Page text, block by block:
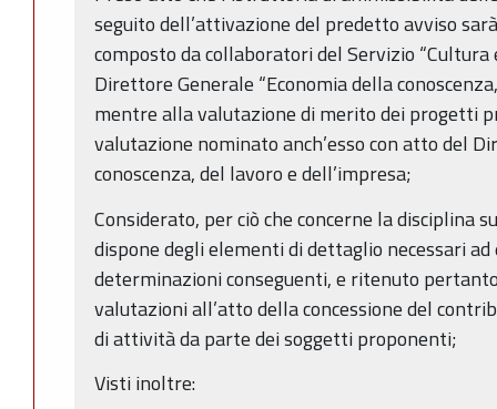
seguito dell’attivazione del predetto avviso
composto da collaboratori del Servizio
Direttore Generale “Economia della
mentre alla valutazione di merito dei progetti
valutazione nominato anch’esso con atto del
conoscenza, del lavoro e dell’impresa;
Considerato, per ciò che concerne la disciplina
dispone degli elementi di dettaglio necessari
determinazioni conseguenti, e ritenuto
valutazioni all’atto della concessione del
di attività da parte dei soggetti proponenti;
Visti inoltre: